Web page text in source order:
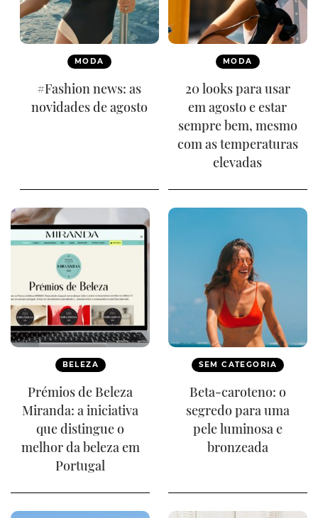
MODA
#Fashion news: as
novidades de agosto
MODA
20 looks para usar
em agosto e estar
sempre bem, mesmo
com as temperaturas
elevadas
BELEZA
Prémios de Beleza
Miranda: a iniciativa
que distingue o
melhor da beleza em
Portugal
SEM CATEGORIA
Beta-caroteno: o
segredo para uma
pele luminosa e
bronzeada